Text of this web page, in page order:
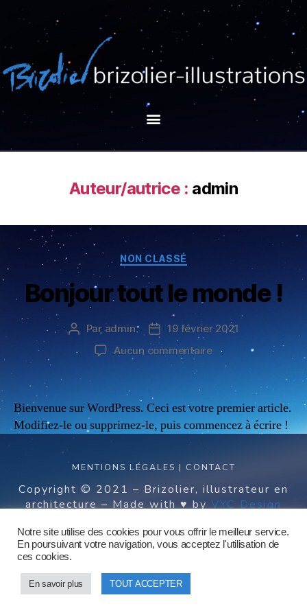
Auteur/autrice : admin
NON CLASSÉ
Bonjour tout le monde !
Par admin
19 février 2021
Aucun commentaire
Bienvenue sur WordPress. Ceci est votre premier article.
Modifiez-le ou supprimez-le, puis commencez à écrire !
MENTIONS LÉGALES | CONTACT
Copyright © 2021 – Brizolier, illustrateur en
architecture – Made with ♥ byVYC Design
Notre site utilise des cookies pour vous offrir le meilleur service.
En poursuivant votre navigation, vous acceptez l'utilisation de
ces cookies.
En savoir plus TOUT ACCEPTER